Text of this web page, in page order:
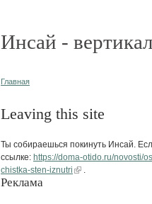
Инсай -
Главная
Leaving this site
Ты собираешься покинуть Инсай.
ссылке: https://doma-otido.ru/novosti/
chistka-sten-iznutri
Реклама